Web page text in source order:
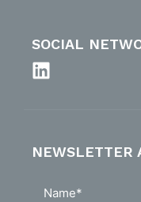
SOCIAL
NEWSLETTER